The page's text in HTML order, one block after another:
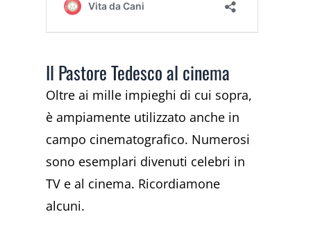
Il Pastore Tedesco al cinema
Oltre ai mille impieghi di cui sopra,
è ampiamente utilizzato anche in
campo cinematografico. Numerosi
sono esemplari divenuti celebri in
TV e al cinema. Ricordiamone
alcuni.